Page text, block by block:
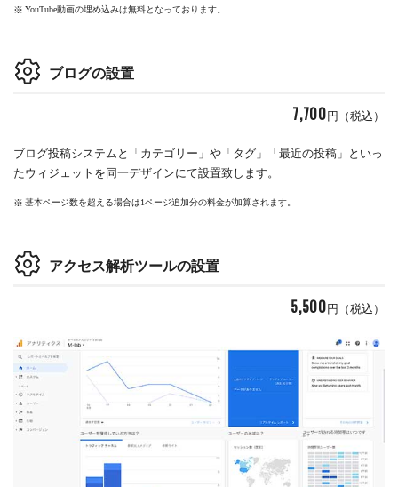
YouTube動画の埋め込みは無料となっております。
ブログの設置
7,700 円（税込）
ブログ投稿システムと「カテゴリー」や「タグ」「最近の投稿」といっ
たウィジェットを同一デザインにて設置致します。
基本ページ数を超える場合は1ページ追加分の料金が加算されます。
アクセス解析ツールの設置
5,500 円（税込）